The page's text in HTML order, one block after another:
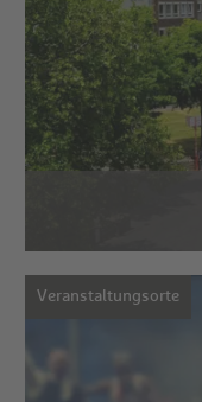
Veranstaltungsorte